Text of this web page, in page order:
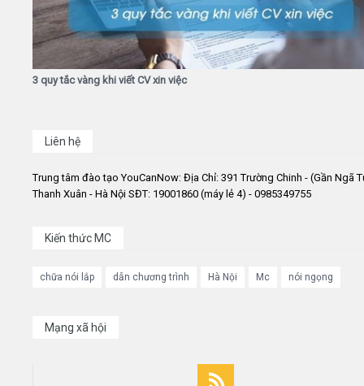
3 quy tắc vàng khi viết CV xin việc
Liên hệ
Trung tâm đào tạo YouCanNow: Địa Chỉ: 391 Trường Chinh - (Gần Ngã
Thanh Xuân - Hà Nội SĐT: 19001860 (máy lẻ 4) - 0985349755
Kiến thức MC
chữa nói lắp dẫn chương trình Hà Nội Mc nói ngọng
Mạng xã hội